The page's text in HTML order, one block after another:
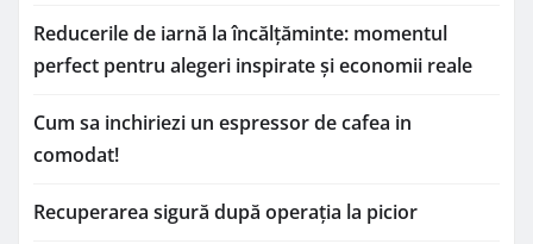
Reducerile de iarnă la încălțăminte: momentul
perfect pentru alegeri inspirate și economii reale
Cum sa inchiriezi un espressor de cafea in
comodat!
Recuperarea sigură după operația la picior